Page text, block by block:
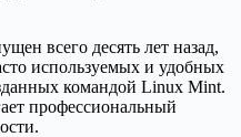
всего десять лет назад,
используемых и удобных
командой Linux Mint.
профессиональный